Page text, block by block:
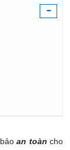
-
bảoan toàn cho